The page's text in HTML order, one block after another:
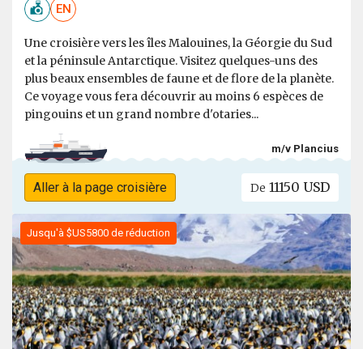
EN
Une croisière vers les îles Malouines, la Géorgie du Sud
et la péninsule Antarctique. Visitez quelques-uns des
plus beaux ensembles de faune et de flore de la planète.
Ce voyage vous fera découvrir au moins 6 espèces de
pingouins et un grand nombre d'otaries...
m/v Plancius
Aller à la page croisière De 11150 USD
Jusqu'à $US5800 de réduction